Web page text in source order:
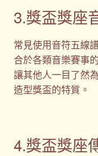
3.獎盃獎座
常見使用音符五線
合於各類音樂賽事
讓其他人一目了然
造型獎盃的特質。
4.獎盃獎座